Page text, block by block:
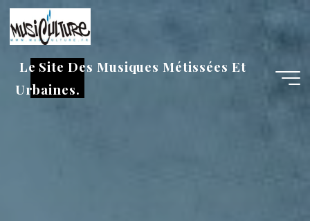
Aller
au
contenu
Le Site Des Musiques Métissées Et
Urbaines.